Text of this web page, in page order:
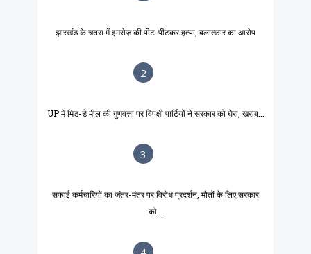
झारखंड के चतरा में इमरोज़ की पीट-पीटकर हत्या, बलात्कार का आरोप
2
UP में मिड-डे मील की गुणवत्ता पर विपक्षी पार्टियों ने सरकार को घेरा, खराब...
3
सफाई कर्मचारियों का जंतर-मंतर पर विरोध प्रदर्शन, मौतों के लिए सरकार
को...